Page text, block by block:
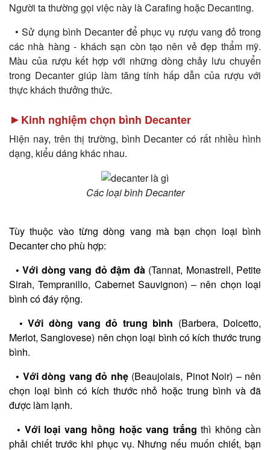
Người ta thường gọi việc này là Carafing hoặc Decanting.
• Sử dụng bình Decanter để phục vụ rượu vang đỏ trong
các nhà hàng - khách sạn còn tạo nên vẻ đẹp thẩm mỹ.
Màu của rượu kết hợp với những dòng chảy lưu chuyển
trong Decanter giúp làm tăng tính hấp dẫn của rượu với
thực khách thưởng thức.
►Kinh nghiệm chọn bình Decanter
Hiện nay, trên thị trường, bình Decanter có rất nhiều hình
dạng, kiểu dáng khác nhau.
Các loại bình Decanter
Tùy thuộc vào từng dòng vang mà bạn chọn loại bình
Decanter cho phù hợp:
• Với dòng vang đỏ đậm đà(Tannat, Monastrell, Petite
Sirah, Tempranillo, Cabernet Sauvignon) – nên chọn loại
bình có đáy rộng.
• Với dòng vang đỏ trung bình (Barbera, Dolcetto,
Merlot, Sangiovese) nên chọn loại bình có kích thước trung
bình.
• Với dòng vang đỏ nhẹ(Beaujolais, Pinot Noir) – nên
chọn loại bình có kích thước nhỏ hoặc trung bình và đã
được làm lạnh.
• Với loại vang hồng hoặc vang trắng thì không cần
phải chiết trước khi phục vụ. Nhưng nếu muốn chiết, bạn